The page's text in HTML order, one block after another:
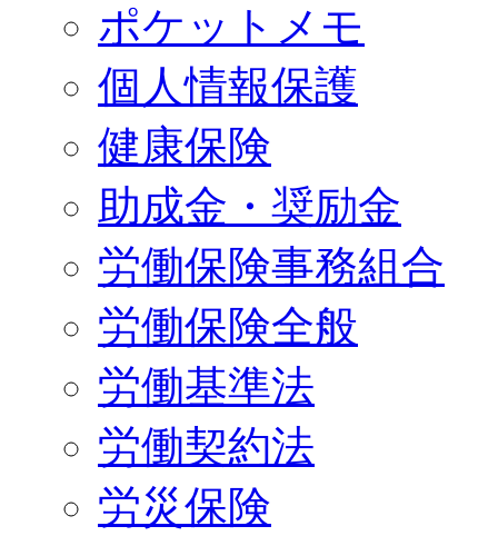
ポケットメモ
個人情報保護
健康保険
助成金・奨励金
労働保険事務組合
労働保険全般
労働基準法
労働契約法
労災保険